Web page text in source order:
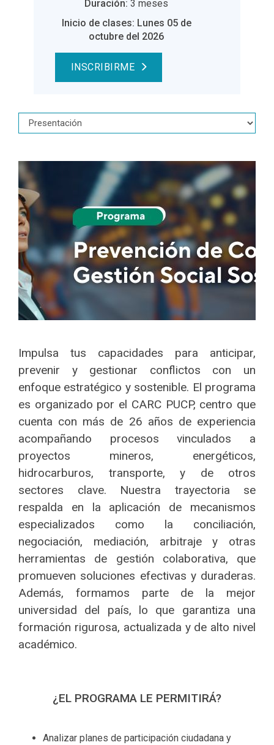
Duración: 3 meses
Inicio de clases: Lunes 05 de
octubre del 2026
INSCRIBIRME
Impulsa tus capacidades para anticipar,
prevenir y gestionar conflictos con un
enfoque estratégico y sostenible. El programa
es organizado por el CARC PUCP, centro que
cuenta con más de 26 años de experiencia
acompañando procesos vinculados a
proyectos mineros, energéticos,
hidrocarburos, transporte, y de otros
sectores clave. Nuestra trayectoria se
respalda en la aplicación de mecanismos
especializados como la conciliación,
negociación, mediación, arbitraje y otras
herramientas de gestión colaborativa, que
promueven soluciones efectivas y duraderas.
Además, formamos parte de la mejor
universidad del país, lo que garantiza una
formación rigurosa, actualizada y de alto nivel
académico.
¿EL PROGRAMA LE PERMITIRÁ?
Analizar planes de participación ciudadana y